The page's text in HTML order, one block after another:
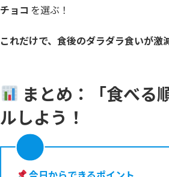
チョコ を選ぶ！
これだけで、食後のダラダラ食いが激
まとめ：「食べる
ルしよう！